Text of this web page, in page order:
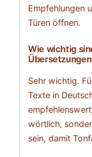
Empfehlungen
Türen öffnen.
Wie wichtig
Sehr wichtig.
Texte in
wörtlich,
sein, damit